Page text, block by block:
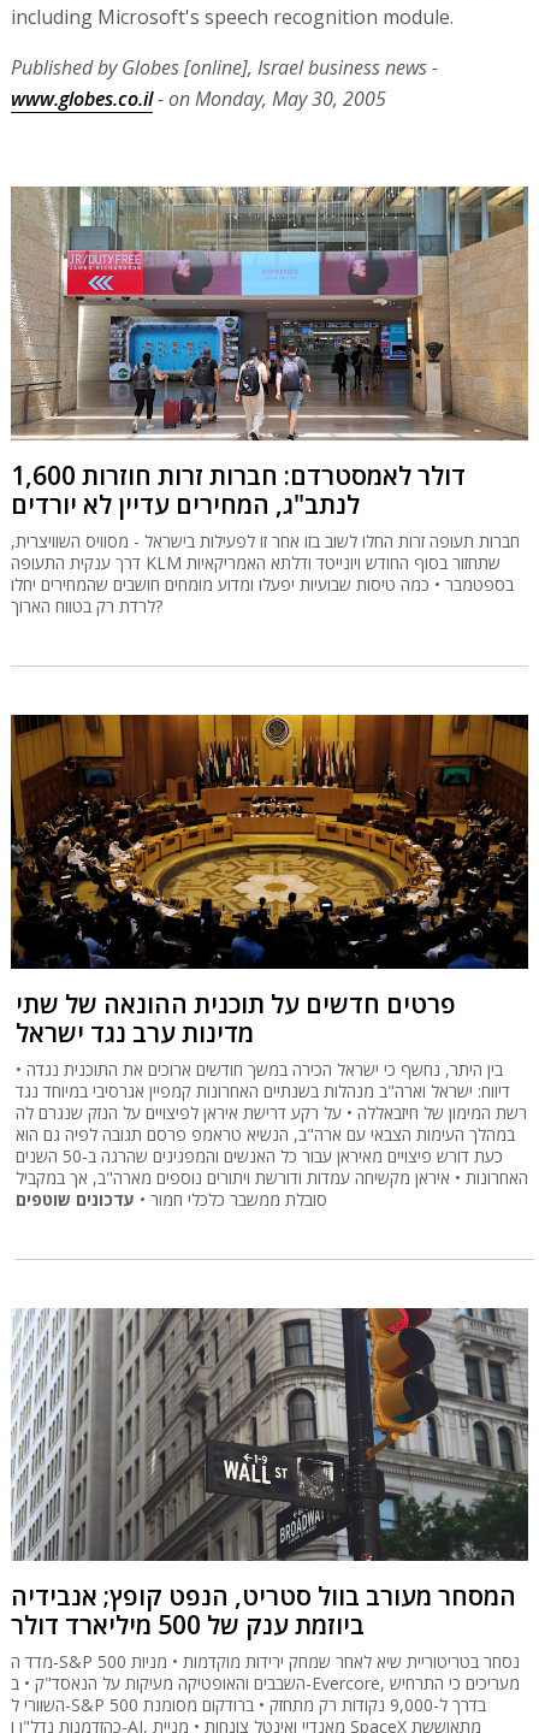
including Microsoft's speech recognition module.
Published by Globes [online], Israel business news -
www.globes.co.il- on Monday, May 30, 2005
1,600 דולר לאמסטרדם: חברות זרות חוזרות
לנתב"ג, המחירים עדיין לא יורדים
חברות תעופה זרות החלו לשוב בזו אחר זו לפעילות בישראל - מסוויס השוויצרית,
דרך ענקית התעופה KLM שתחזור בסוף החודש ויונייטד ודלתא האמריקאיות
בספטמבר • כמה טיסות שבועיות יפעלו ומדוע מומחים חושבים שהמחירים יחלו
לרדת רק בטווח הארוך?
פרטים חדשים על תוכנית ההונאה של שתי
מדינות ערב נגד ישראל
בין היתר, נחשף כי ישראל הכירה במשך חודשים ארוכים את התוכנית נגדה •
דיווח: ישראל וארה"ב מנהלות בשנתיים האחרונות קמפיין אגרסיבי במיוחד נגד
רשת המימון של חיזבאללה • על רקע דרישת איראן לפיצויים על הנזק שנגרם לה
במהלך העימות הצבאי עם ארה"ב, הנשיא טראמפ פרסם תגובה לפיה גם הוא
כעת דורש פיצויים מאיראן עבור כל האנשים והמפגינים שהרגה ב-50 השנים
האחרונות • איראן מקשיחה עמדות ודורשת ויתורים נוספים מארה"ב, אך במקביל
סובלת ממשבר כלכלי חמור • עדכונים שוטפים
המסחר מעורב בוול סטריט, הנפט קופץ; אנבידיה
ביוזמת ענק של 500 מיליארד דולר
מדד ה-S&P 500 נסחר בטריטוריית שיא לאחר שמחק ירידות מוקדמות • מניות
השבבים והאופטיקה מעיקות על הנאסד"ק • ב-Evercore, מעריכים כי התרחיש
השוורי ל-S&P 500 בדרך ל-9,000 נקודות רק מתחזק • ברודקום מסומנת
כהזדמנות נדל"ן ו-AI, מאנדיי ואינטל צונחות • מניית SpaceX מתאוששת